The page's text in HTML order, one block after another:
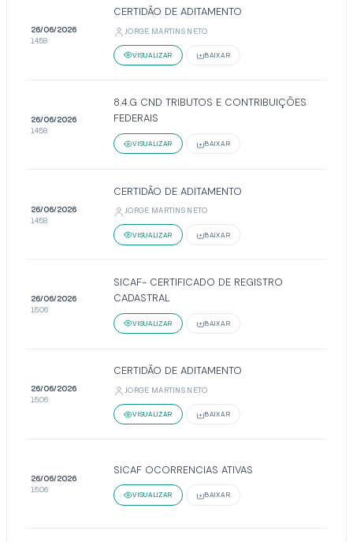
26/06/2026
14:58
CERTIDÃO DE ADITAMENTO
JORGE MARTINS NETO
VISUALIZAR BAIXAR
26/06/2026
14:58
8.4.G CND TRIBUTOS E CONTRIBUIÇÕES
FEDERAIS
VISUALIZAR BAIXAR
26/06/2026
14:58
CERTIDÃO DE ADITAMENTO
JORGE MARTINS NETO
VISUALIZAR BAIXAR
26/06/2026
15:06
SICAF- CERTIFICADO DE REGISTRO
CADASTRAL
VISUALIZAR BAIXAR
26/06/2026
15:06
CERTIDÃO DE ADITAMENTO
JORGE MARTINS NETO
VISUALIZAR BAIXAR
26/06/2026
15:06
SICAF OCORRENCIAS ATIVAS
VISUALIZAR BAIXAR